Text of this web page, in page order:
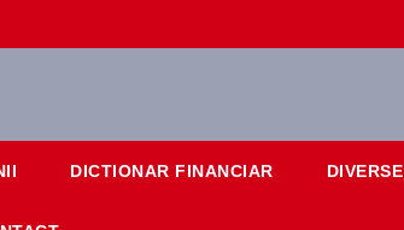
DICTIONAR FINANCIAR DIVERSE